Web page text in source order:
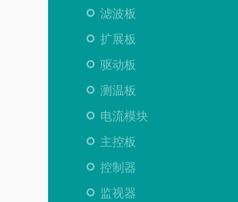
滤波板
扩展板
驱动板
测温板
电流模块
主控板
控制器
监视器